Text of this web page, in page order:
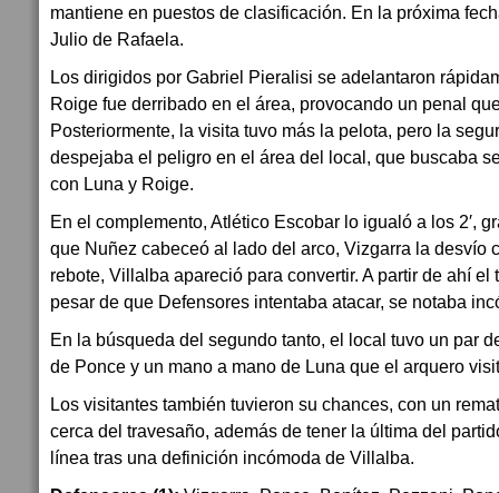
mantiene en puestos de clasificación. En la próxima
Julio de Rafaela.
Los dirigidos por Gabriel Pieralisi se adelantaron
Roige fue derribado en el área, provocando un penal
Posteriormente, la visita tuvo más la pelota, pero la
despejaba el peligro en el área del local, que buscaba
con Luna y Roige.
En el complemento, Atlético Escobar lo igualó a los 2′,
que Nuñez cabeceó al lado del arco, Vizgarra la desvío
rebote, Villalba apareció para convertir. A partir de ahí el
pesar de que Defensores intentaba atacar, se notaba
En la búsqueda del segundo tanto, el local tuvo un par
de Ponce y un mano a mano de Luna que el arquero
Los visitantes también tuvieron su chances, con un
cerca del travesaño, además de tener la última del
línea tras una definición incómoda de Villalba.